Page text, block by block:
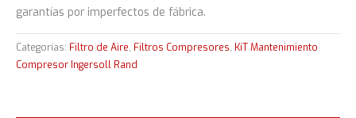
garantías por imperfectos de fábrica.
Categorías: Filtro de Aire, Filtros Compresores, KiT Mantenimiento
Compresor Ingersoll Rand